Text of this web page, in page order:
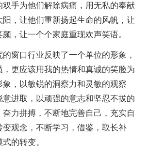
双手为他们解除病痛，用无私的奉献
，让他们重新扬起生命的风帆，让
，让一个个家庭重现欢声笑语。
窗口行业反映了一个单位的形象，
更应该用我的热情和真诚的笑脸为
象，以敏锐的洞察力和灵敏的观察
意进取，以顽强的意志和坚忍不拔的
力拼搏，不断地完善自己，充实自
变观念，不断学习，借鉴，取长补
的转变。